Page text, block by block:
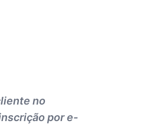
no
por e-